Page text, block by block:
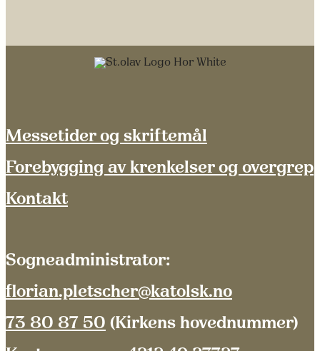
Messetider og skriftemål
Forebygging av krenkelser og overgrep
Kontakt
Sogneadministrator:
florian.pletscher@katolsk.no
73 80 87 50 (Kirkens hovednummer)